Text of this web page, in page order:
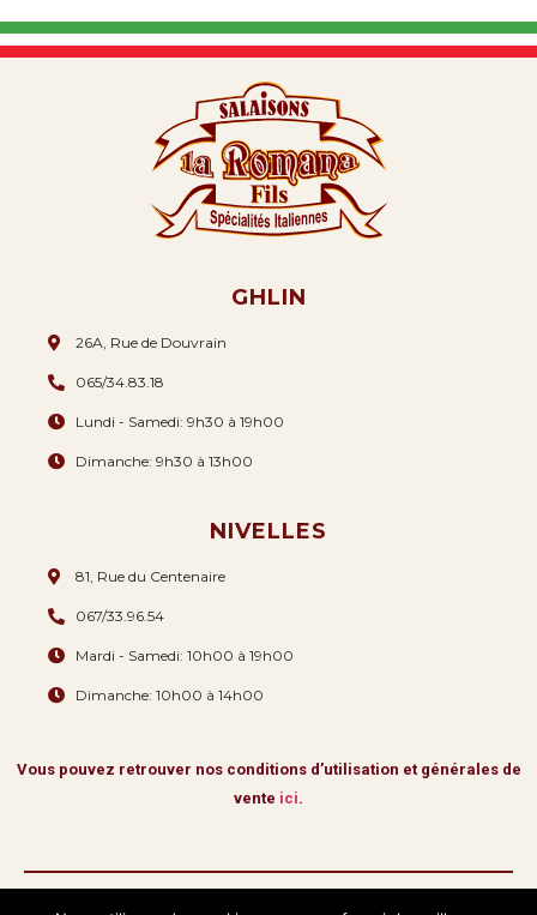
GHLIN
26A, Rue de Douvrain
065/34.83.18
Lundi - Samedi: 9h30 à 19h00
Dimanche: 9h30 à 13h00
NIVELLES
81, Rue du Centenaire
067/33.96.54
Mardi - Samedi: 10h00 à 19h00
Dimanche: 10h00 à 14h00
Vous pouvez retrouver nos conditions d’utilisation et générales de
vente ici.